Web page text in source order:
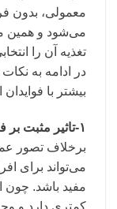
معمولی، بدون
می‌شود و همین
تغذیه آن را
در ادامه به
بیشتر با
۱-تاثیر مثبت بر فشار خون
برخلاف تصور
می‌تواند برای
مفید باشد.
کمتری دارد و